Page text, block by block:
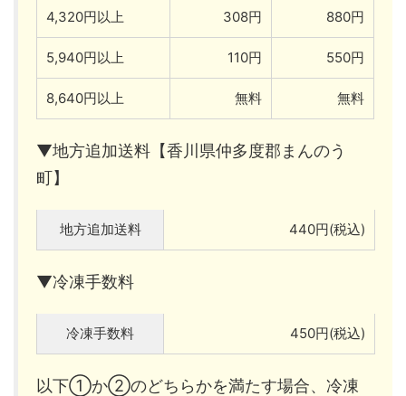
4,320円以上 308円 880円
5,940円以上 110円 550円
8,640円以上 無料 無料
▼地方追加送料【香川県仲多度郡まんのう
町】
地方追加送料 440円(税込)
▼冷凍手数料
冷凍手数料 450円(税込)
以下①か②のどちらかを満たす場合、冷凍